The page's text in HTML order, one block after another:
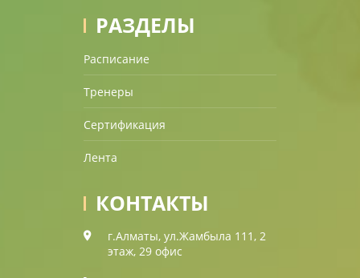
РАЗДЕЛЫ
Расписание
Тренеры
Сертификация
Лента
КОНТАКТЫ
г.Алматы, ул.Жамбыла 111, 2
этаж, 29 офис